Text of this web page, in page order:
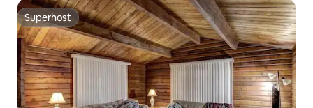
Superhost
Superhost